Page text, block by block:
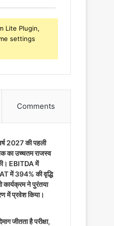
Lite Plugin,
settings
Comments
2027 की पहली
का उच्चतम राजस्व
EBITDA में
में 394% की वृद्धि
ने पुरंतया
में प्रवेश किया।
जीतता है परीक्षा,